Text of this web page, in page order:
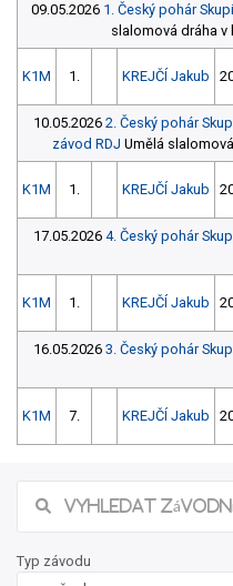
09.05.2026 1. Český pohár
slalomová dráha v
K1M 1. KREJČÍ Jakub
10.05.2026 2. Český pohár
závod RDJ Umělá
K1M 1. KREJČÍ Jakub
17.05.2026 4. Český pohár
K1M 1. KREJČÍ Jakub
16.05.2026 3. Český pohár
K1M 7. KREJČÍ Jakub
Typ závodu